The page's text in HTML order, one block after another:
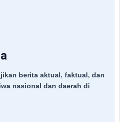
berita aktual, faktual, dan
nasional dan daerah di